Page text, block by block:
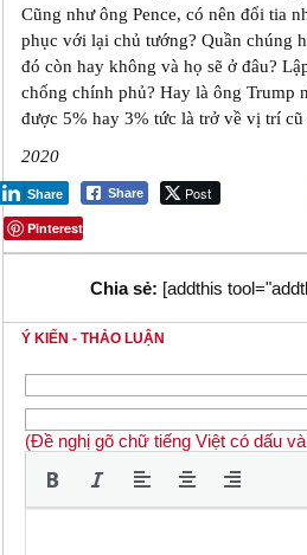
Cũng như ông Pence, có nên đổi tia
phục với lại chủ tướng? Quần chúng
đó còn hay không và họ sẽ ở đâu?
chống chính phủ? Hay là ông Trump
được 5% hay 3% tức là trở về vị trí cũ
2020
Share Post
Share
Pinterest
Chia sẻ: [addthis
Ý KIẾN - THẢO LUẬN
(Đề nghị gõ chữ tiếng Việt có dấu